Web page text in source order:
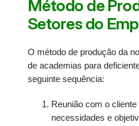
Método de
Setores do
O método de produção da
de academias para
seguinte sequência:
Reunião com o
necessidades e